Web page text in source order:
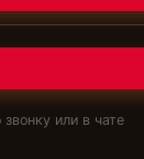
или в чате